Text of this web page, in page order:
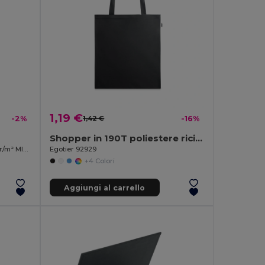
-2%
Borsa in velluto manico lungo 280 gr/m² MILD
1,19 €1,42 € -16%
Shopper in 190T poliestere riciclato (100% rPET)
Egotier 92929
+4 Colori
Aggiungi al carrello